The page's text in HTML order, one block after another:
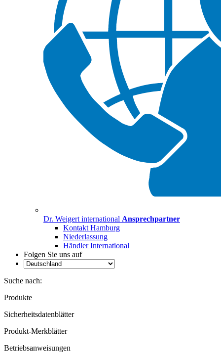
Dr. Weigert international Ansprechpartner
Kontakt Hamburg
Niederlassung
Händler International
Folgen Sie uns auf
Suche nach:
Produkte
Sicherheitsdatenblätter
Produkt-Merkblätter
Betriebsanweisungen